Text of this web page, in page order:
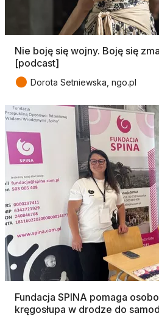
Nie boję się wojny. Boję się
[podcast]
● Dorota Setniewska, ngo.pl
Fundacja SPINA pomaga
kręgosłupa w drodze do